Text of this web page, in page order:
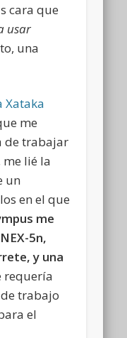
cara que
usar
una
Xataka
me
de trabajar
lié la
un
en el que
me
5n,
y una
requería
trabajo
el